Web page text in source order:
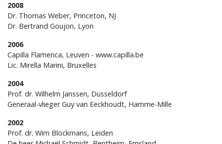
2008
Dr. Thomas Weber, Princeton, NJ
Dr. Bertrand Goujon, Lyon
2006
Capilla Flamenca, Leuven - www.capilla.be
Lic. Mirella Marini, Bruxelles
2004
Prof. dr. Wilhelm Janssen, Düsseldorf
Generaal-vlieger Guy van Eeckhoudt, Hamme-Mille
2002
Prof. dr. Wim Blockmans, Leiden